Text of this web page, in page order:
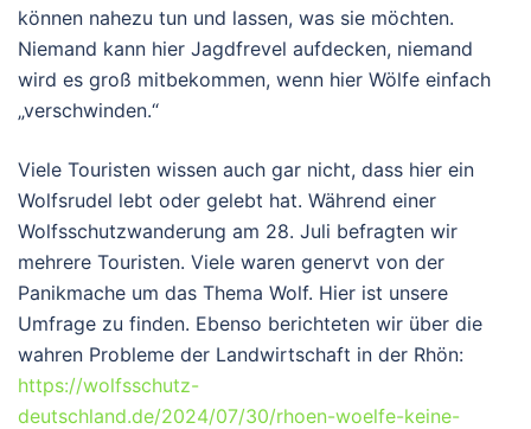
können nahezu tun und lassen, was sie möchten.
Niemand kann hier Jagdfrevel aufdecken, niemand
wird es groß mitbekommen, wenn hier Wölfe einfach
„verschwinden.“
Viele Touristen wissen auch gar nicht, dass hier ein
Wolfsrudel lebt oder gelebt hat. Während einer
Wolfsschutzwanderung am 28. Juli befragten wir
mehrere Touristen. Viele waren genervt von der
Panikmache um das Thema Wolf. Hier ist unsere
Umfrage zu finden. Ebenso berichteten wir über die
wahren Probleme der Landwirtschaft in der Rhön:
https://wolfsschutz-
deutschland.de/2024/07/30/rhoen-woelfe-keine-